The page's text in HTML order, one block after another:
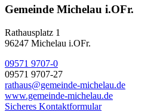
Gemeinde Michelau i.OFr.
Rathausplatz 1
96247 Michelau i.OFr.
09571 9707-0
09571 9707-27
rathaus@gemeinde-michelau.de
www.gemeinde-michelau.de
Sicheres Kontaktformular